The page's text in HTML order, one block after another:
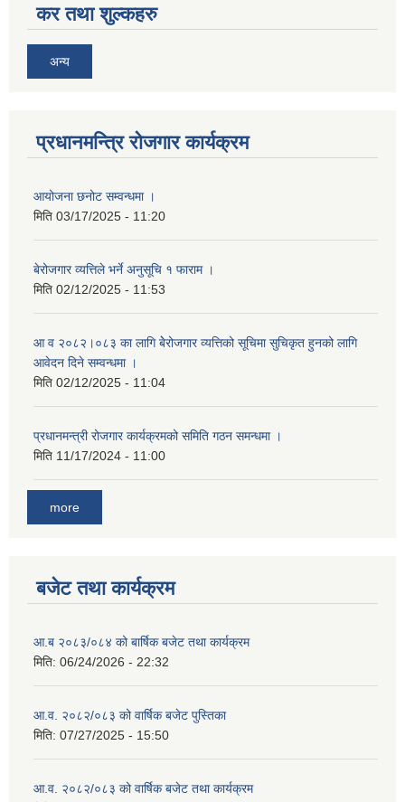
कर तथा शुल्कहरु
अन्य
प्रधानमन्त्रि रोजगार कार्यक्रम
आयोजना छनोट सम्वन्धमा ।
मिति 03/17/2025 - 11:20
बेरोजगार व्यत्तिले भर्ने अनुसूचि १ फाराम ।
मिति 02/12/2025 - 11:53
आ व २०८२।०८३ का लागि बेेरोजगार व्यत्तिको सूचिमा सुचिकृत हुनको लागि
आवेदन दिने सम्वन्धमा ।
मिति 02/12/2025 - 11:04
प्रधानमन्त्री रोजगार कार्यक्रमको समिति गठन समन्धमा ।
मिति 11/17/2024 - 11:00
more
बजेट तथा कार्यक्रम
आ.ब २०८३/०८४ को बार्षिक बजेट तथा कार्यक्रम
मिति: 06/24/2026 - 22:32
आ.व. २०८२/०८३ को वार्षिक बजेट पुस्तिका
मिति: 07/27/2025 - 15:50
आ.व. २०८२/०८३ को वार्षिक बजेट तथा कार्यक्रम